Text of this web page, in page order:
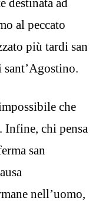
al peccato
più tardi san
che
Infine, chi pensa
san
nell’uomo,